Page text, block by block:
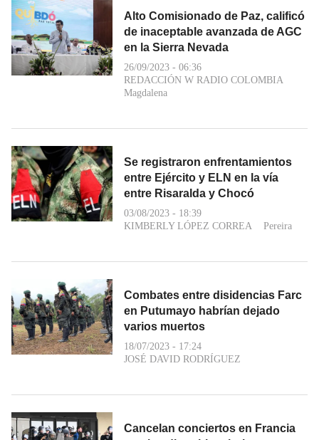
Alto Comisionado de Paz, calificó
de inaceptable avanzada de AGC
en la Sierra Nevada
26/09/2023 - 06:36
REDACCIÓN W RADIO COLOMBIA
Magdalena
Se registraron enfrentamientos
entre Ejército y ELN en la vía
entre Risaralda y Chocó
03/08/2023 - 18:39
KIMBERLY LÓPEZ CORREA
Pereira
Combates entre disidencias Farc
en Putumayo habrían dejado
varios muertos
18/07/2023 - 17:24
JOSÉ DAVID RODRÍGUEZ
Cancelan conciertos en Francia